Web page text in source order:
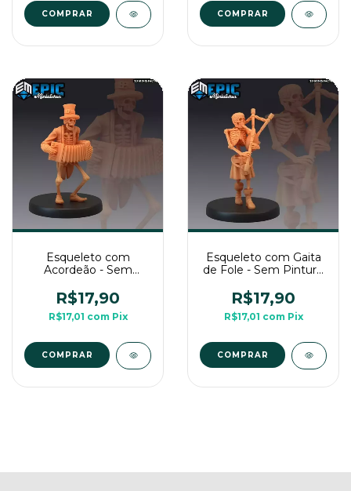
COMPRAR COMPRAR
Esqueleto com
Acordeão - Sem
Médio Para Rpg de
Mesa
R$17,90
R$17,01 com Pix
COMPRAR
Esqueleto com Gaita
de Fole - Sem Pintura,
Para Rpg de Mesa
R$17,90
R$17,01 com Pix
COMPRAR